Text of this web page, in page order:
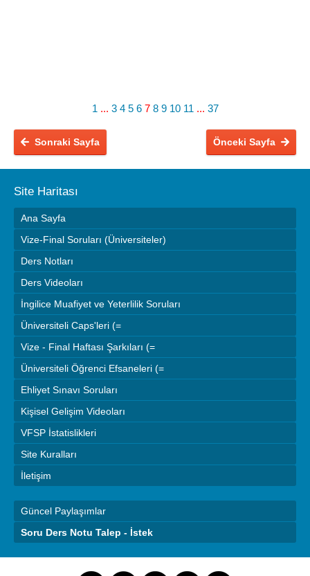
1 ... 3 4 5 6 7 8 9 10 11 ... 37
Önceki Sayfa
Sonraki Sayfa
Site Haritası
Ana Sayfa
Vize-Final Soruları (Üniversiteler)
Ders Notları
Ders Videoları
İngilice Muafiyet ve Yeterlilik Soruları
Üniversiteli Caps'leri (=
Vize - Final Haftası Şarkıları (=
Üniversiteli Öğrenci Efsaneleri (=
Ehliyet Sınavı Soruları
Kişisel Gelişim Videoları
VFSP İstatislikleri
Site Kuralları
İletişim
Güncel Paylaşımlar
Soru Ders Notu Talep - İstek